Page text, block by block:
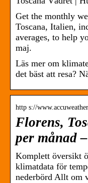
Get the monthly
Toscana, Italien,
averages, to help
maj.
Läs mer om
det bäst att resa?
http s://
Florens,
per månad
Komplett översikt
klimatdata för
nederbörd Allt om